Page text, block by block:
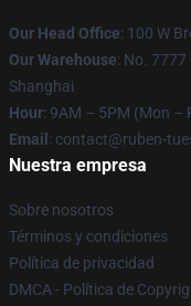
Our Head Office: 100 W
Our Warehouse: No.
Shanghai
Hour: 9AM – 5PM (Mon –
Email : contact@ruben-
Nuestra empresa
Sobre nosotros
Términos y condiciones
Política de privacidad
DMCA - Política de